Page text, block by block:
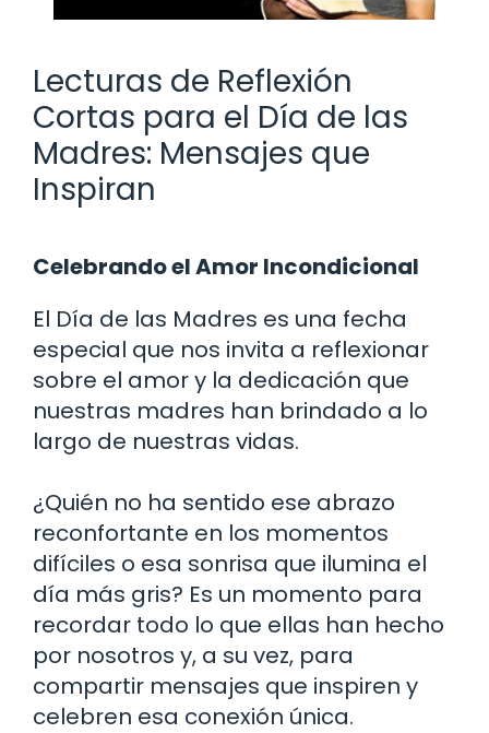
Lecturas de Reflexión
Cortas para el Día de las
Madres: Mensajes que
Inspiran
Celebrando el Amor Incondicional
El Día de las Madres es una fecha
especial que nos invita a reflexionar
sobre el amor y la dedicación que
nuestras madres han brindado a lo
largo de nuestras vidas.
¿Quién no ha sentido ese abrazo
reconfortante en los momentos
difíciles o esa sonrisa que ilumina el
día más gris? Es un momento para
recordar todo lo que ellas han hecho
por nosotros y, a su vez, para
compartir mensajes que inspiren y
celebren esa conexión única.